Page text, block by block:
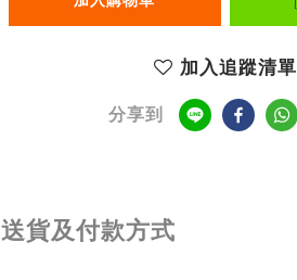
加入追蹤清單
分享到
送貨及付款方式